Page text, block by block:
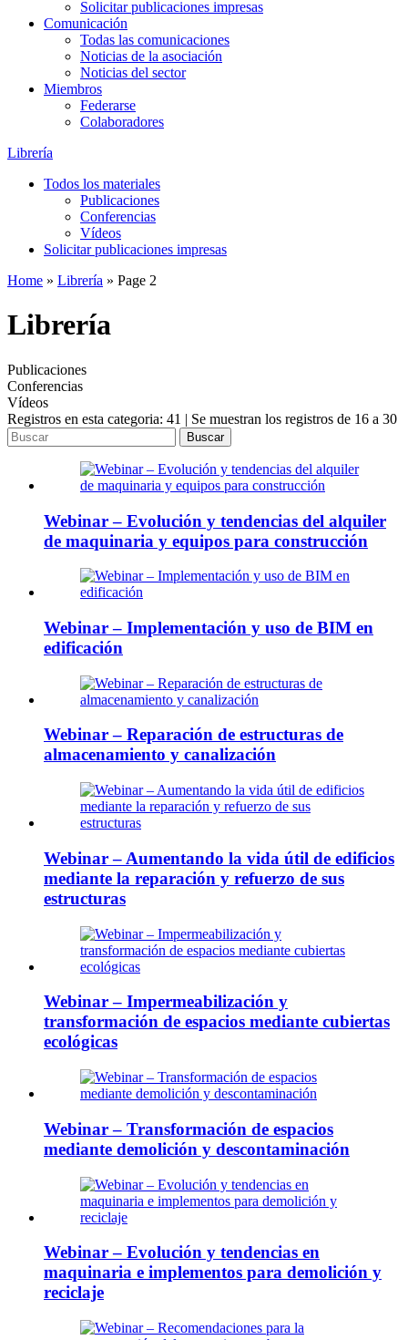
Solicitar publicaciones impresas
Comunicación
Todas las comunicaciones
Noticias de la asociación
Noticias del sector
Miembros
Federarse
Colaboradores
Librería
Todos los materiales
Publicaciones
Conferencias
Vídeos
Solicitar publicaciones impresas
Home » Librería » Page 2
Librería
Publicaciones
Conferencias
Vídeos
Registros en esta categoria: 41 | Se muestran los registros de 16 a 30
Buscar
Webinar – Evolución y tendencias del alquiler
de maquinaria y equipos para construcción
Webinar – Implementación y uso de BIM en
edificación
Webinar – Reparación de estructuras de
almacenamiento y canalización
Webinar – Aumentando la vida útil de edificios
mediante la reparación y refuerzo de sus
estructuras
Webinar – Impermeabilización y
transformación de espacios mediante cubiertas
ecológicas
Webinar – Transformación de espacios
mediante demolición y descontaminación
Webinar – Evolución y tendencias en
maquinaria e implementos para demolición y
reciclaje